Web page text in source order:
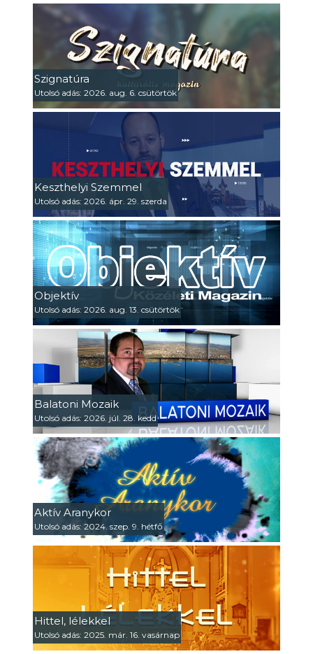
Szignatúra
Utolsó adás: 2026. aug. 6. csütörtök
Keszthelyi Szemmel
Utolsó adás: 2026. ápr. 29. szerda
Objektív
Utolsó adás: 2026. aug. 13. csütörtök
Balatoni Mozaik
Utolsó adás: 2026. júl. 28. kedd
Aktív Aranykor
Utolsó adás: 2024. szep. 9. hétfő
Hittel, lélekkel
Utolsó adás: 2025. már. 16. vasárnap